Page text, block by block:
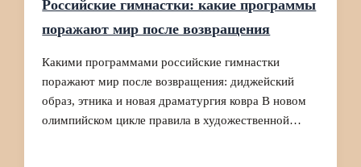
Российские гимнастки: какие программы
поражают мир после возвращения
Какими программами российские гимнастки
поражают мир после возвращения: диджейский
образ, этника и новая драматургия ковра В новом
олимпийском цикле правила в художественной…